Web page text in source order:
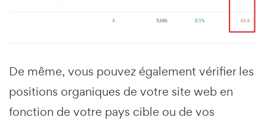
De même, vous pouvez également vérifier les
positions organiques de votre site web en
fonction de votre pays cible ou de vos